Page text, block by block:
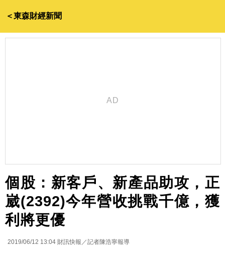
＜東森財經新聞
個股：新客戶、新產品助攻，正
崴(2392)今年營收挑戰千億，獲
利將更優
2019/06/12 13:04 財訊快報／記者陳浩寧報導